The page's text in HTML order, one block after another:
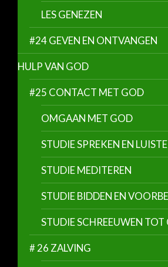
LES GENEZEN
#24 GEVEN EN ONTVANGEN
HULP VAN GOD
#25 CONTACT MET GOD
OMGAAN MET GOD
STUDIE SPREKEN EN
STUDIE MEDITEREN
STUDIE BIDDEN EN
STUDIE SCHREEUWEN TOT
# 26 ZALVING